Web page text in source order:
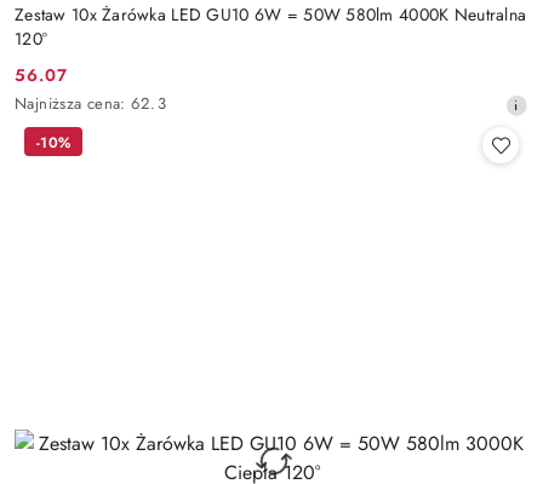
Zestaw 10x Żarówka LED GU10 6W = 50W 580lm 4000K Neutralna
120°
Cena
promocyjna:
56.07
Najniższa
cena
Najniższa cena: 62.3
-10%